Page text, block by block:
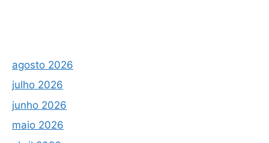
agosto 2026
julho 2026
junho 2026
maio 2026